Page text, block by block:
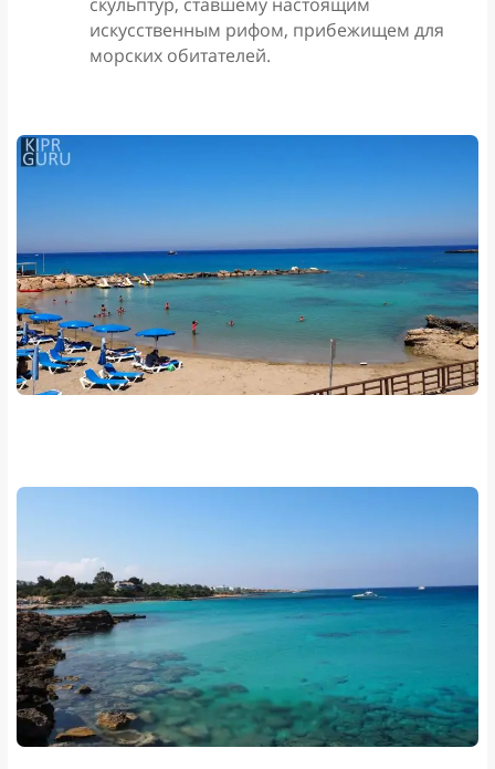
скульптур, ставшему настоящим
искусственным рифом, прибежищем для
морских обитателей.